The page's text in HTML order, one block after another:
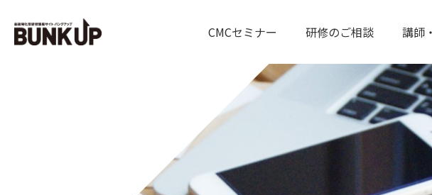
CMCセミナー 研修のご相談 講師